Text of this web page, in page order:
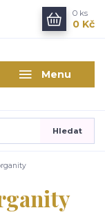
Menu
Hledat
0 ks
0 Kč